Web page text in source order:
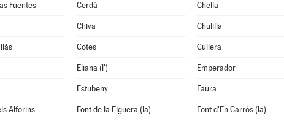
Fuentes Cerdà Chella
Chiva Chulilla
Cotes Cullera
Eliana (l') Emperador
Estubeny Faura
Alforins Font de la Figuera (la) Font d'En Carròs (la)